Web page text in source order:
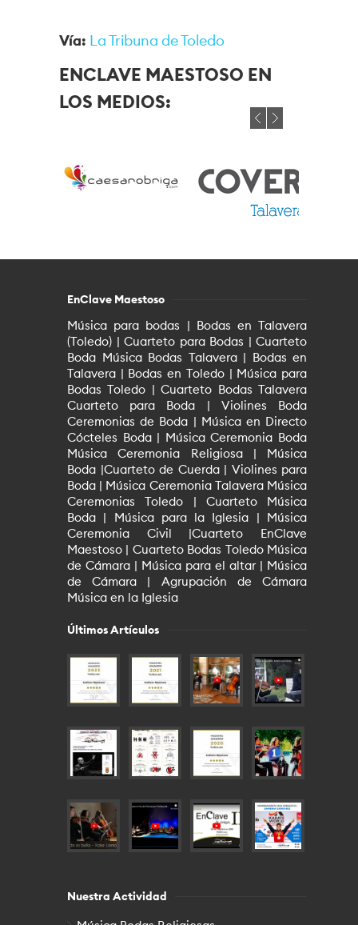
Vía: La Tribuna de Toledo
ENCLAVE MAESTOSO EN
LOS MEDIOS:
EnClave Maestoso
Música para bodas | Bodas en Talavera
(Toledo) | Cuarteto para Bodas | Cuarteto
Boda Música Bodas Talavera | Bodas en
Talavera | Bodas en Toledo | Música para
Bodas Toledo | Cuarteto Bodas Talavera
Cuarteto para Boda | Violines Boda
Ceremonias de Boda | Música en Directo
Cócteles Boda | Música Ceremonia Boda
Música Ceremonia Religiosa | Música
Boda |Cuarteto de Cuerda | Violines para
Boda | Música Ceremonia Talavera Música
Ceremonias Toledo | Cuarteto Música
Boda | Música para la Iglesia | Música
Ceremonia Civil |Cuarteto EnClave
Maestoso | Cuarteto Bodas Toledo Música
de Cámara | Música para el altar | Música
de Cámara | Agrupación de Cámara
Música en la Iglesia
Últimos Artículos
Nuestra Actividad